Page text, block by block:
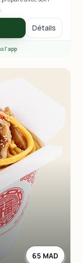
Détails
l'app
65 MAD